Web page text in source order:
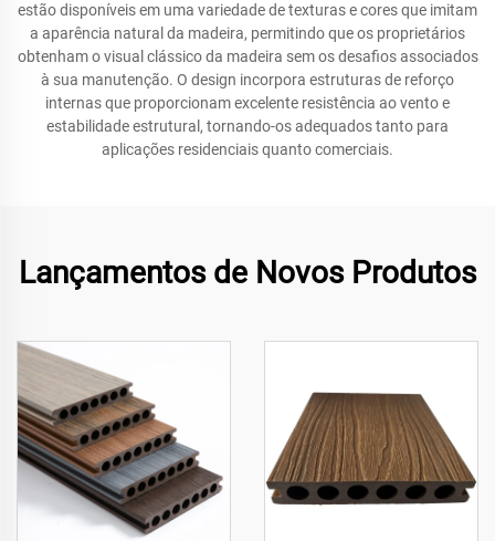
estão disponíveis em uma variedade de texturas e cores que imitam
a aparência natural da madeira, permitindo que os proprietários
obtenham o visual clássico da madeira sem os desafios associados
à sua manutenção. O design incorpora estruturas de reforço
internas que proporcionam excelente resistência ao vento e
estabilidade estrutural, tornando-os adequados tanto para
aplicações residenciais quanto comerciais.
Lançamentos de Novos Produtos